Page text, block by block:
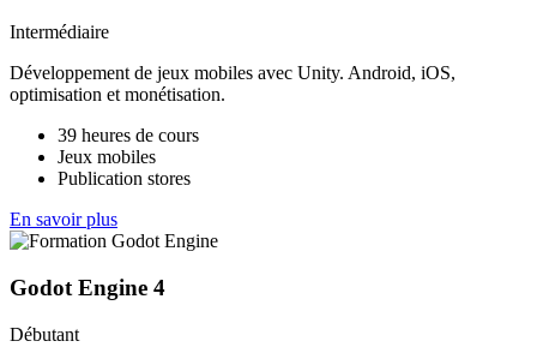
Intermédiaire
Développement de jeux mobiles avec Unity. Android, iOS,
optimisation et monétisation.
39 heures de cours
Jeux mobiles
Publication stores
En savoir plus
Godot Engine 4
Débutant